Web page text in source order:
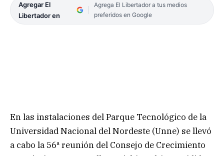
Agregar El
Libertador en
Agrega El Libertador a tus medios
preferidos en Google
En las instalaciones del Parque Tecnológico de la
Universidad Nacional del Nordeste (Unne) se llevó
a cabo la 56ª reunión del Consejo de Crecimiento